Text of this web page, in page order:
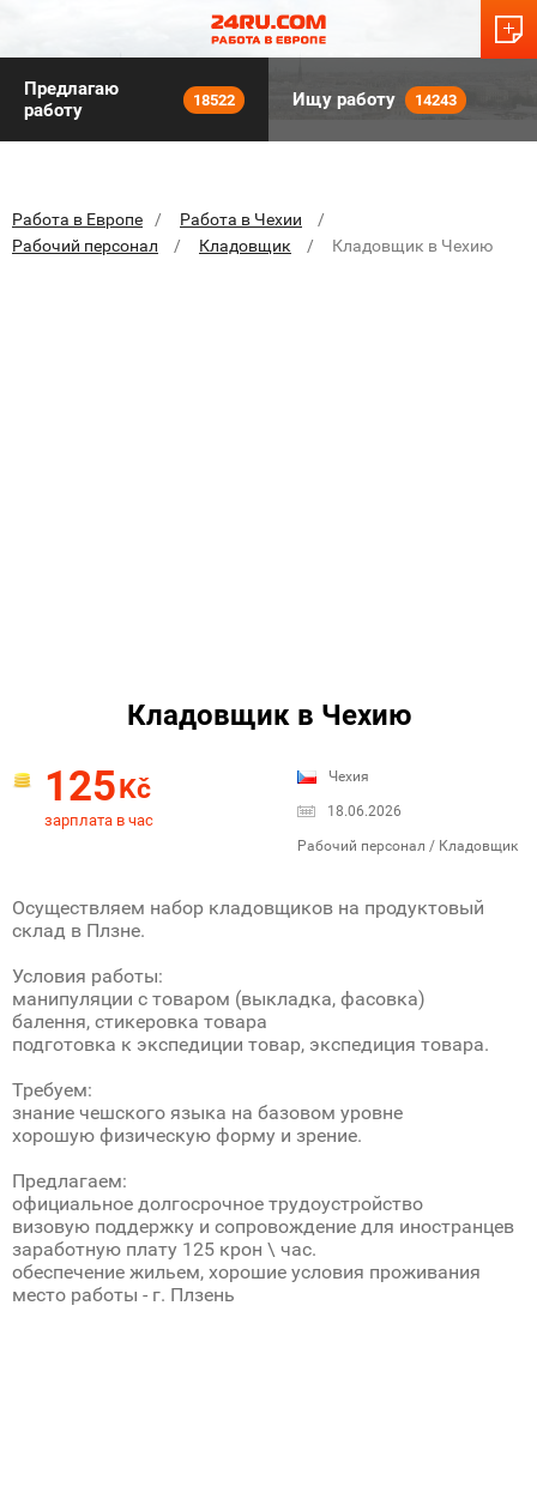
Предлагаю
работу
18522 Ищу работу 14243
Работа в Европе
Работа в Чехии
Рабочий персонал
Кладовщик Кладовщик в Чехию
Кладовщик в Чехию
125Kč
зарплата в час
Чехия
18.06.2026
Рабочий персонал / Кладовщик
Осуществляем набор кладовщиков на продуктовый
склад в Плзне.
Условия работы:
манипуляции с товаром (выкладка, фасовка)
балення, стикеровка товара
подготовка к экспедиции товар, экспедиция товара.
Требуем:
знание чешского языка на базовом уровне
хорошую физическую форму и зрение.
Предлагаем:
официальное долгосрочное трудоустройство
визовую поддержку и сопровождение для иностранцев
заработную плату 125 крон \ час.
обеспечение жильем, хорошие условия проживания
место работы - г. Плзень